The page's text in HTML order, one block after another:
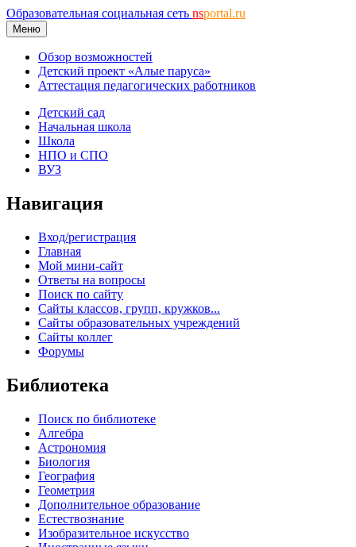
Образовательная социальная сеть nsportal.ru
Меню
Обзор возможностей
Детский проект «Алые паруса»
Аттестация педагогических работников
Детский сад
Начальная школа
Школа
НПО и СПО
ВУЗ
Навигация
Вход/регистрация
Главная
Мой мини-сайт
Ответы на вопросы
Поиск по сайту
Сайты классов, групп, кружков...
Сайты образовательных учреждений
Сайты коллег
Форумы
Библиотека
Поиск по библиотеке
Алгебра
Астрономия
Биология
География
Геометрия
Дополнительное образование
Естествознание
Изобразительное искусство